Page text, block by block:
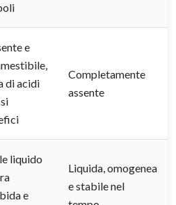
e
di acidi
Completamente
assente
liquido
e
Liquida, omogenea
e stabile nel